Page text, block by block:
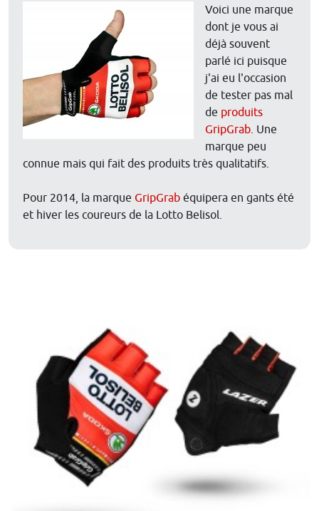
Voici une marque
dont je vous ai
déjà souvent
parlé ici puisque
j'ai eu l'occasion
de tester pas mal
de produits
GripGrab. Une
marque peu
connue mais qui fait des produits très qualitatifs.
Pour 2014, la marque GripGrab équipera en gants été
et hiver les coureurs de la Lotto Belisol.